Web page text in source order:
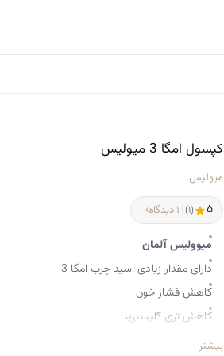
کپسول امگا 3 میولیس
میولیس
۵ (۱) ۱ دیدگاه ›
میوولیس آلمان
دارای مقدار زیادی اسید چرب امگا 3
کاهش فشار خون
کاهش تری گلیسیرید
تقویت حافظه و افزایش تمرکزبیشتر